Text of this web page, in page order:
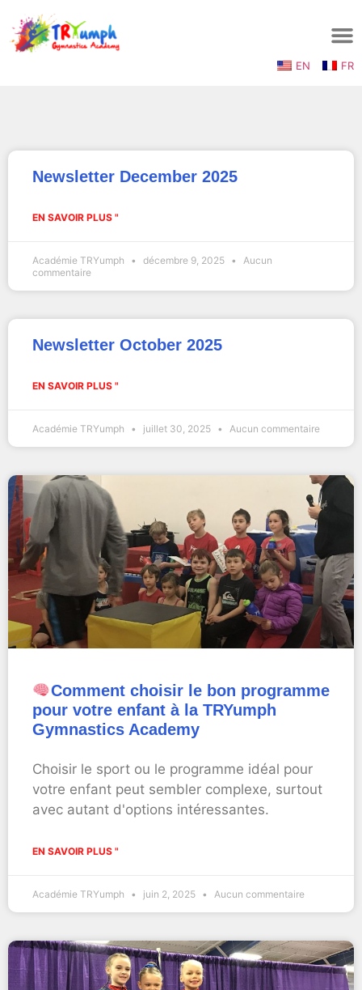
EN FR
Newsletter December 2025
EN SAVOIR PLUS "
Académie TRYumph décembre 9, 2025
Aucun
commentaire
Newsletter October 2025
EN SAVOIR PLUS "
Académie TRYumph juillet 30, 2025 Aucun commentaire
Comment choisir le bon programme
pour votre enfant à la TRYumph
Gymnastics Academy
Choisir le sport ou le programme idéal pour
votre enfant peut sembler complexe, surtout
avec autant d'options intéressantes.
EN SAVOIR PLUS "
Académie TRYumph juin 2, 2025 Aucun commentaire